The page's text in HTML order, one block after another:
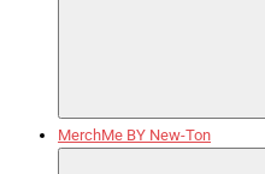
MerchMe BY New-Ton